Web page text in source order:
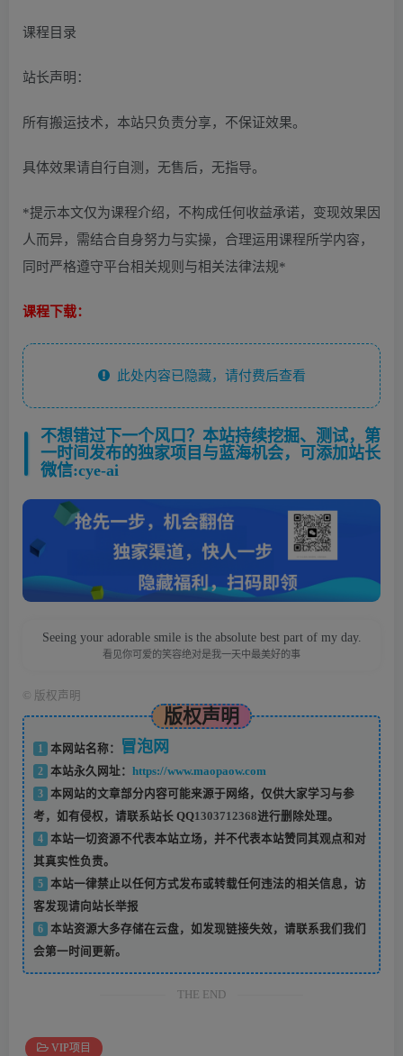
课程目录
站长声明：
所有搬运技术，本站只负责分享，不保证效果。
具体效果请自行自测，无售后，无指导。
*提示本文仅为课程介绍，不构成任何收益承诺，变现效果因
人而异，需结合自身努力与实操，合理运用课程所学内容，
同时严格遵守平台相关规则与相关法律法规*
课程下载：
此处内容已隐藏，请付费后查看
不想错过下一个风口？本站持续挖掘、测试，第
一时间发布的独家项目与蓝海机会，可添加站长
微信:cye-ai
Seeing your adorable smile is the absolute best part of my day.
看见你可爱的笑容绝对是我一天中最美好的事
版权声明
版权声明
1 本网站名称： 冒泡网
2 本站永久网址： https://www.maopaow.com
3
本网站的文章部分内容可能来源于网络，仅供大家学习与参
考，如有侵权，请联系站长 QQ1303712368进行删除处理。
4
本站一切资源不代表本站立场，并不代表本站赞同其观点和对
其真实性负责。
5
本站一律禁止以任何方式发布或转载任何违法的相关信息，访
客发现请向站长举报
6
本站资源大多存储在云盘，如发现链接失效，请联系我们我们
会第一时间更新。
THE END
VIP项目